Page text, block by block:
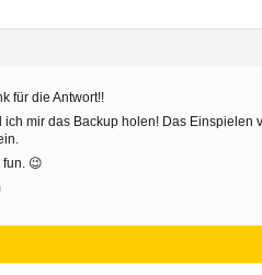
für die Antwort!!
ich mir das Backup holen! Das Einspielen
fun. 😉